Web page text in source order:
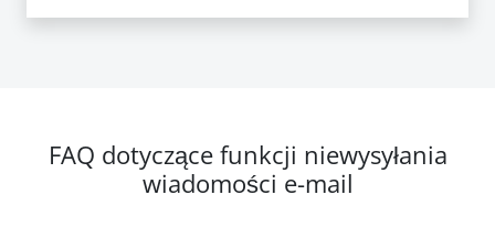
FAQ dotyczące funkcji niewysyłania
wiadomości e-mail